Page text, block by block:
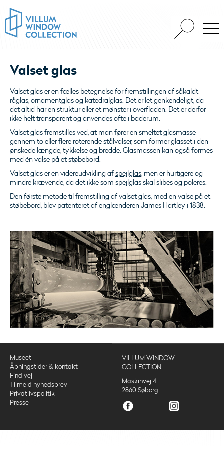
Valset glas
Valset glas er en fælles betegnelse for fremstillingen af såkaldt
råglas, ornamentglas og katedralglas. Det er let genkendeligt, da
det altid har en struktur eller et mønster i overfladen. Det er derfor
ikke helt transparent og anvendes ofte i baderum.
Valset glas fremstilles ved, at man fører en smeltet glasmasse
gennem to eller flere roterende stålvalser, som former glasset i den
ønskede længde, tykkelse og bredde. Glasmassen kan også formes
med én valse på et støbebord.
Valset glas er en videreudvikling afspejlglas, men er hurtigere og
mindre krævende, da det ikke som spejlglas skal slibes og poleres.
Den første metode til fremstilling af valset glas, med en valse på et
støbebord, blev patenteret af englænderen James Hartley i 1838.
Museet
Åbningstider & kontakt
Find vej
Tilmeld nyhedsbrev
Privatlivspolitik
Presse
VILLUM WINDOW
COLLECTION
Maskinvej 4
2860 Søborg